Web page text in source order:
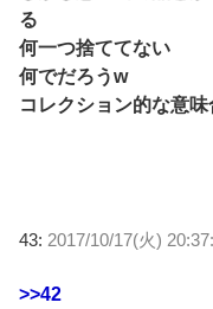
る
何一つ捨ててない
何でだろうw
コレクション的な意
43: 2017/10/17(火)
>>42